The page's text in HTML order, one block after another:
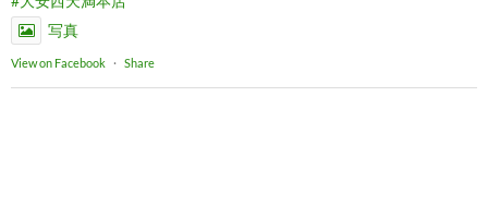
写真
View on Facebook · Share